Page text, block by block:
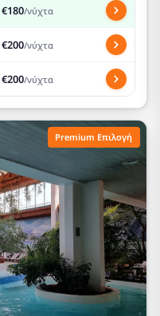
/νύχτα
/νύχτα
/νύχτα
Premium Επιλογή